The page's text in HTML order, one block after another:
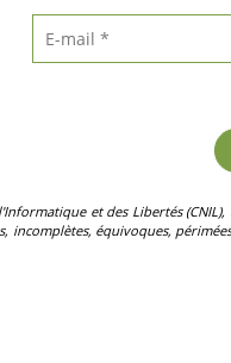
et des Libertés
incomplètes, équivoques,